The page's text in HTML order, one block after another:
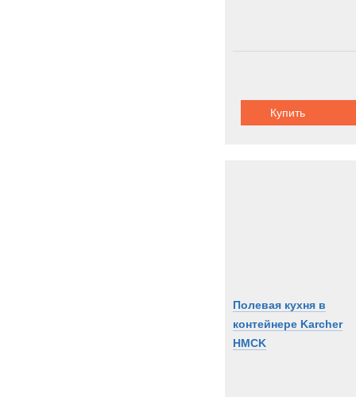
Купить
Полевая кухня в
контейнере Karcher
HMCK